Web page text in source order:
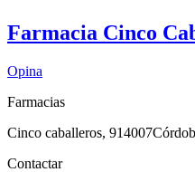
Farmacia Cinco
Opina
Farmacias
Cinco caballeros, 914007
Contactar